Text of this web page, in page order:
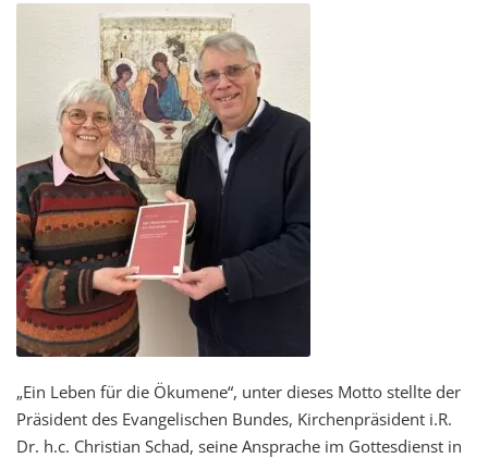
„Ein Leben für die Ökumene“, unter dieses Motto stellte der
Präsident des Evangelischen Bundes, Kirchenpräsident i.R.
Dr. h.c. Christian Schad, seine Ansprache im Gottesdienst in